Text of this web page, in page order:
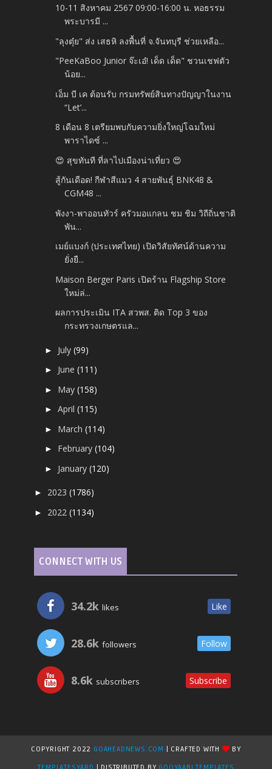
10-11 สิงหาคม 2567 09:00-16:00 น. หอธรรม
พระบารมี ...
"ลุงตุ๋ย" ส่ง เสธหิ ลงพื้นที่ จ.จันทบุรี ช่วยเหลือ...
"PeeKaBoo Junior จ๊ะเอ๋! เด็ด เด็ด" ชวนเชฟตัว
น้อย...
เอ็ม บี เค ต้อนรับ กรมทรัพย์สินทางปัญญาในงาน
“Let’...
8 เดือน 8 เตรียมพบกับความยิ่งใหญ่โฉมใหม่
พาราไดซ์ ...
😍 สุขทันที ที่ลาไปเมืองน่าเที่ยว 😍
สู้กันเดือด! กีฬาสีแมว 4 สายพันธุ์ BNK48 &
CGM48 ...
พังงา-พาออนทัวร์ ครัวมอแกลน ชม ชิม วิถีถิ่นชาติ
พัน...
เมย์แบงก์ (ประเทศไทย) เปิดวิสัยทัศน์ด้านความ
ยั่งยื...
Maison Berger Paris เปิดร้าน Flagship Store
ใหม่ล่...
ผลการประเมิน ITA สวพส. ติด Top 3 ของ
กระทรวงเกษตรแล...
► July(99)
► June(111)
► May(158)
►April(115)
► March(114)
► February(104)
► January(120)
► 2023(1786)
► 2022(1134)
CONNECT WITH US
34.2k likes Like
28.6k followers Follow
8.6k subscribers Subscribe
COPYRIGHT 2022 GOAHEADNEWS.COM | CRAFTED WITH
BY